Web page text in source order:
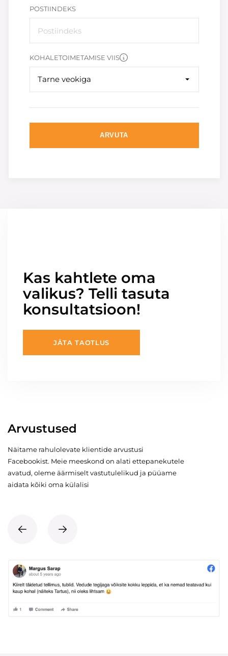
POSTIINDEKS
KOHALETOIMETAMISE VIIS
Tarne veokiga
ARVUTA
Kas kahtlete oma
valikus? Telli tasuta
konsultatsioon!
JÄTA TAOTLUS
Arvustused
Näitame rahulolevate klientide arvustusi
Facebookist. Meie meeskond on alati ettepanekutele
avatud, oleme äärmiselt vastutulelikud ja püüame
aidata kõiki oma külalisi